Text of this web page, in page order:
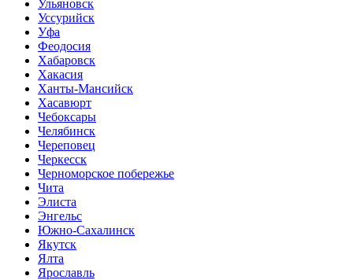
Ульяновск
Уссурийск
Уфа
Феодосия
Хабаровск
Хакасия
Ханты-Мансийск
Хасавюрт
Чебоксары
Челябинск
Череповец
Черкесск
Черноморское побережье
Чита
Элиста
Энгельс
Южно-Сахалинск
Якутск
Ялта
Ярославль